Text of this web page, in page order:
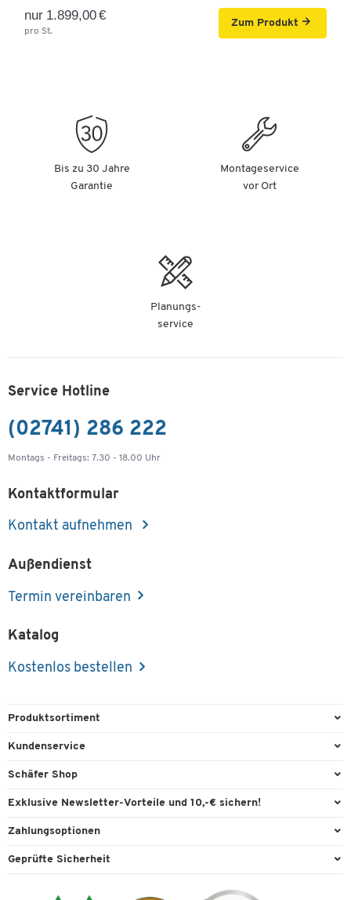
nur 1.899,00 €
pro St.
Zum Produkt
Bis zu 30 Jahre
Garantie
Montageservice
vor Ort
Planungs-
service
Service Hotline
(02741) 286 222
Montags - Freitags: 7.30 - 18.00 Uhr
Kontaktformular
Kontakt aufnehmen
Außendienst
Termin vereinbaren
Katalog
Kostenlos bestellen
Produktsortiment
Büroausstattung
Reinigung & Hygiene
Technik
Kundenservice
Direktbestellung
Kontaktformulare
Lieferinformationen
Recycling, Entsorgung & Rücknahmepflicht von Elektroaltgeräten
Schäfer Shop
Services & Leistungen
Workplace Solutions
Exklusive Newsletter-Vorteile und 10,-€ sichern!
Willkommensgutschein
Expertenwissen
Zahlungsoptionen
Paypal
Geprüfte Sicherheit